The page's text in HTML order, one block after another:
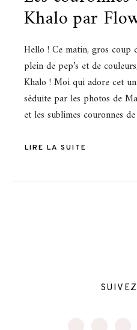
Khalo par
Hello ! Ce matin, gros
plein de pep’s et de
Khalo ! Moi qui adore cet
séduite par les photos de
et les sublimes couronnes
LIRE LA SUITE